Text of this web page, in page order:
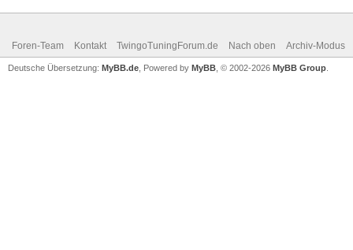
Foren-Team Kontakt TwingoTuningForum.de Nach oben Archiv-Modus
Deutsche Übersetzung: MyBB.de , Powered by MyBB , © 2002-2026 MyBB Group